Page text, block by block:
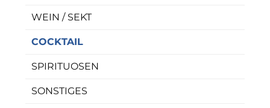
WEIN / SEKT
COCKTAIL
SPIRITUOSEN
SONSTIGES